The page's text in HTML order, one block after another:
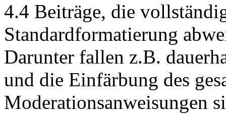
4.4 Beiträge, die
Standardformatierung
Darunter fallen z.B.
und die Einfärbung des
Moderationsanweisungen